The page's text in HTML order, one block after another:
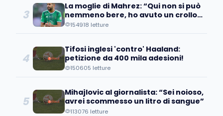
3
La moglie di Mahrez: “Qui non si può
nemmeno bere, ho avuto un crollo
e…”
154918 letture
4
Tifosi inglesi 'contro' Haaland:
petizione da 400 mila adesioni!
150605 letture
5
Mihajlovic al giornalista: “Sei noioso,
avrei scommesso un litro di sangue”
113076 letture